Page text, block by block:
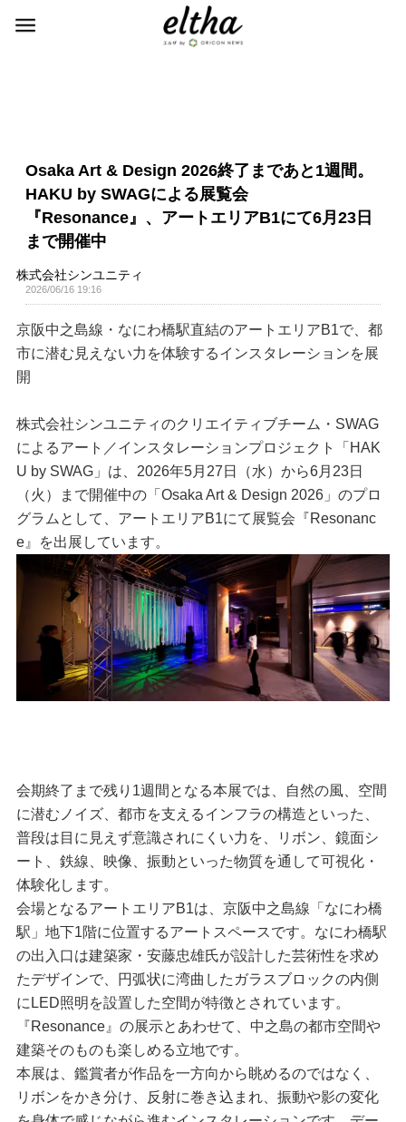
Osaka Art & Design 2026終了まであと1週間。
HAKU by SWAGによる展覧会
『Resonance』、アートエリアB1にて6月23日
まで開催中
株式会社シンユニティ
2026/06/16 19:16
京阪中之島線・なにわ橋駅直結のアートエリアB1で、都
市に潜む見えない力を体験するインスタレーションを展
開
株式会社シンユニティのクリエイティブチーム・SWAG
によるアート／インスタレーションプロジェクト「HAK
U by SWAG」は、2026年5月27日（水）から6月23日
（火）まで開催中の「Osaka Art & Design 2026」のプロ
グラムとして、アートエリアB1にて展覧会『Resonanc
e』を出展しています。
会期終了まで残り1週間となる本展では、自然の風、空間
に潜むノイズ、都市を支えるインフラの構造といった、
普段は目に見えず意識されにくい力を、リボン、鏡面シ
ート、鉄線、映像、振動といった物質を通して可視化・
体験化します。
会場となるアートエリアB1は、京阪中之島線「なにわ橋
駅」地下1階に位置するアートスペースです。なにわ橋駅
の出入口は建築家・安藤忠雄氏が設計した芸術性を求め
たデザインで、円弧状に湾曲したガラスブロックの内側
にLED照明を設置した空間が特徴とされています。
『Resonance』の展示とあわせて、中之島の都市空間や
建築そのものも楽しめる立地です。
本展は、鑑賞者が作品を一方向から眺めるのではなく、
リボンをかき分け、反射に巻き込まれ、振動や影の変化